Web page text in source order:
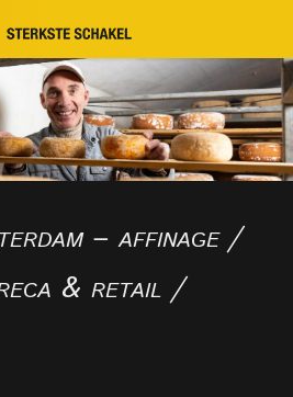
– affinage /
& retail /